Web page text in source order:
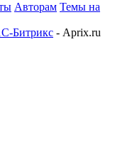
Авторам Темы на
Битрикс - Aprix.ru